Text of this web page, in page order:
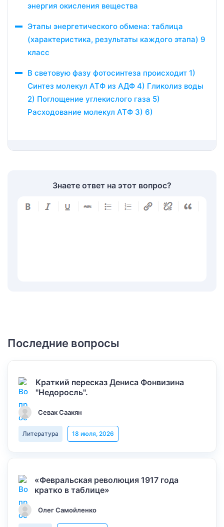
энергия окисления вещества
Этапы энергетического обмена: таблица
(характеристика, результаты каждого этапа) 9
класс
В световую фазу фотосинтеза происходит 1)
Синтез молекул АТФ из АДФ 4) Гликолиз воды
2) Поглощение углекислого газа 5)
Расходование молекул АТФ 3) 6)
Знаете ответ на этот вопрос?
Последние вопросы
Краткий пересказ Дениса Фонвизина
"Недоросль".
Севак Саакян
Литература 18 июля, 2026
«Февральская революция 1917 года
кратко в таблице»
Олег Самойленко